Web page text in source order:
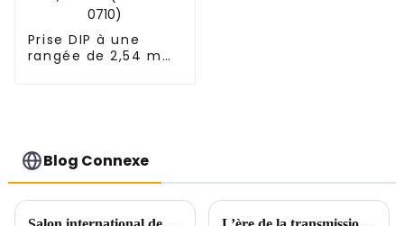
Prise DIP à une
rangée de 2,54 mm
Blog Connexe